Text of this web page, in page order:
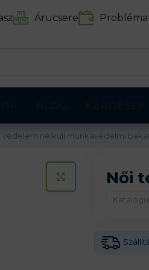
Árucsere
védelem nélküli munkavédelmi
KATTINTS A
Női